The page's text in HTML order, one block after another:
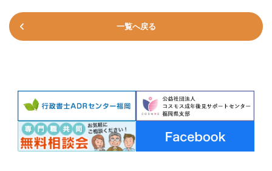
一覧へ戻る